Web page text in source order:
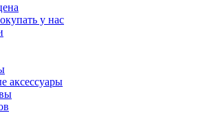
у нас
аксессуары